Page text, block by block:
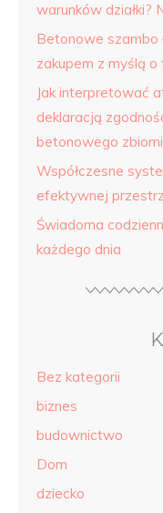
warunków działki?
Betonowe
zakupem z myślą o
Jak interpretować
deklaracją
betonowego
Współczesne
efektywnej
Świadoma
każdego dnia
Bez kategorii
biznes
budownictwo
Dom
dziecko